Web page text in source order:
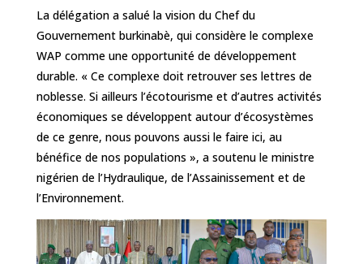
La délégation a salué la vision du Chef du
Gouvernement burkinabè, qui considère le complexe
WAP comme une opportunité de développement
durable. « Ce complexe doit retrouver ses lettres de
noblesse. Si ailleurs l’écotourisme et d’autres activités
économiques se développent autour d’écosystèmes
de ce genre, nous pouvons aussi le faire ici, au
bénéfice de nos populations », a soutenu le ministre
nigérien de l’Hydraulique, de l’Assainissement et de
l’Environnement.‎‎